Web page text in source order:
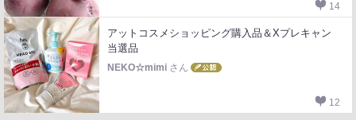
14
アットコスメショッピング購入品＆Xプレキャン
当選品
NEKO☆mimi さん
12